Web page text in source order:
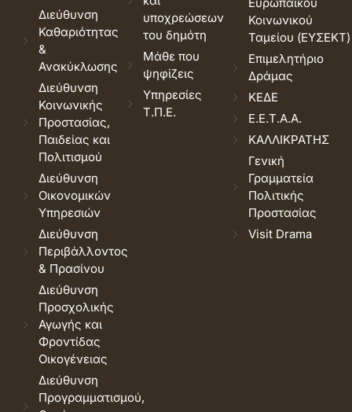
Διεύθυνση
Καθαριότητας
&
Ανακύκλωσης
Διεύθυνση
Κοινωνικής
Προστασίας,
Παιδείας και
Πολιτισμού
Διεύθυνση
Οικονομικών
Υπηρεσιών
Διεύθυνση
Περιβάλλοντος
& Πρασίνου
Διεύθυνση
Προσχολικής
Αγωγής και
Φροντίδας
Οικογένειας
Διεύθυνση
Προγραμματισμού,
υποχρεώσεων
του δημότη
Μάθε που
ψηφίζεις
Υπηρεσίες
Τ.Π.Ε.
Κοινωνικού
Ταμείου (ΕΥΣΕΚΤ)
Επιμελητήριο
Δράμας
ΚΕΔΕ
Ε.Ε.Τ.Α.Α.
ΚΑΛΛΙΚΡΑΤΗΣ
Γενική
Γραμματεία
Πολιτικής
Προστασίας
Visit Drama